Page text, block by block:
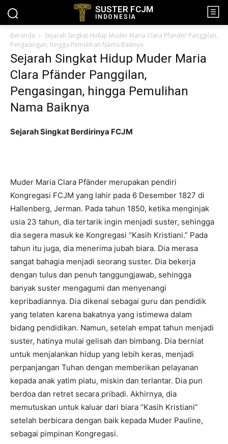
SUSTER FCJM
INDONESIA
Beranda
Sejarah Singkat Hidup Muder Maria Clara Pfänder Panggilan,
Pengasingan, hingga Pemulihan Nama Baiknya
Sejarah Singkat Hidup Muder Maria
Clara Pfänder Panggilan,
Pengasingan, hingga Pemulihan
Nama Baiknya
Sejarah Singkat Berdirinya FCJM
Muder Maria Clara Pfänder merupakan pendiri
Kongregasi FCJM yang lahir pada 6 Desember 1827 di
Hallenberg, Jerman. Pada tahun 1850, ketika menginjak
usia 23 tahun, dia tertarik ingin menjadi suster, sehingga
dia segera masuk ke Kongregasi “Kasih Kristiani.” Pada
tahun itu juga, dia menerima jubah biara. Dia merasa
sangat bahagia menjadi seorang suster. Dia bekerja
dengan tulus dan penuh tanggungjawab, sehingga
banyak suster mengagumi dan menyenangi
kepribadiannya. Dia dikenal sebagai guru dan pendidik
yang telaten karena bakatnya yang istimewa dalam
bidang pendidikan. Namun, setelah empat tahun menjadi
suster, hatinya mulai gelisah dan bimbang. Dia berniat
untuk menjalankan hidup yang lebih keras, menjadi
perpanjangan Tuhan dengan memberikan pelayanan
kepada anak yatim piatu, miskin dan terlantar. Dia pun
berdoa dan retret secara pribadi. Akhirnya, dia
memutuskan untuk kaluar dari biara “Kasih Kristiani”
setelah berbicara dengan baik kepada Muder Pauline,
sebagai pimpinan Kongregasi.